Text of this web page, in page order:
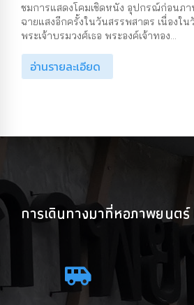
ชมการแสดงโคมเชิดหนัง อุปกรณ์ก่อนภ
ฉายแสงอีกครั้งในวันสรรพสาตร เนื่องใ
พระเจ้าบรมวงศ์เธอ พระองค์เจ้าทอง...
อ่านรายละเอียด
การเดินทางมาที่หอภาพยนต